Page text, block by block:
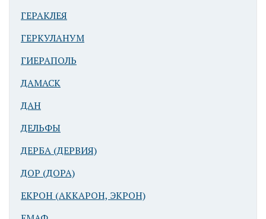
Латмийская
(совр.
Понтийская.
ГЕРАКЛЕЯ
ГЕРКУЛАНУМ
ГИЕРАПОЛЬ
ДАМАСК
ДАН
ДЕЛЬФЫ
ДЕРБА (ДЕРВИЯ)
ДОР (ДОРА)
ЕКРОН (АККАРОН, ЭКРОН)